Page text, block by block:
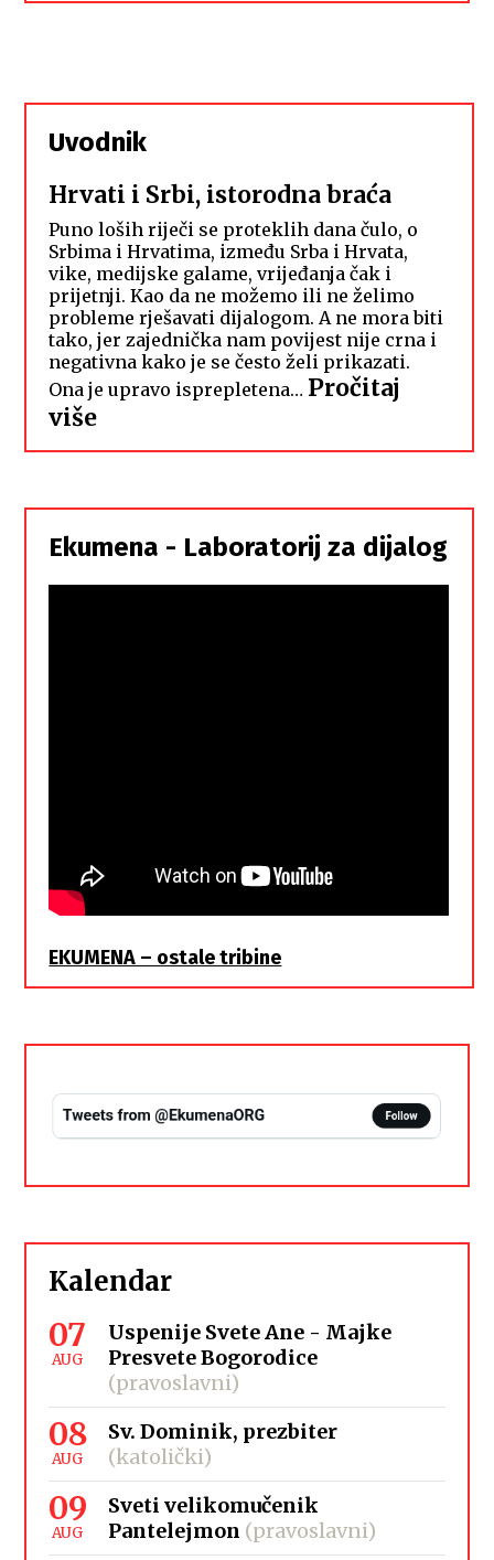
Uvodnik
Hrvati i Srbi, istorodna braća
Puno loših riječi se proteklih dana čulo, o
Srbima i Hrvatima, između Srba i Hrvata,
vike, medijske galame, vrijeđanja čak i
prijetnji. Kao da ne možemo ili ne želimo
probleme rješavati dijalogom. A ne mora biti
tako, jer zajednička nam povijest nije crna i
negativna kako je se često želi prikazati.
Ona je upravo isprepletena… Pročitaj
više:
Hrvati
Srbi,
istorodna
braća
Ekumena - Laboratorij za dijalog
EKUMENA – ostale tribine
Kalendar
07
AUG
Uspenije Svete Ane - Majke
Presvete Bogorodice
(pravoslavni)
08
AUG
Sv. Dominik, prezbiter
(katolički)
09
AUG
Sveti velikomučenik
Pantelejmon (pravoslavni)